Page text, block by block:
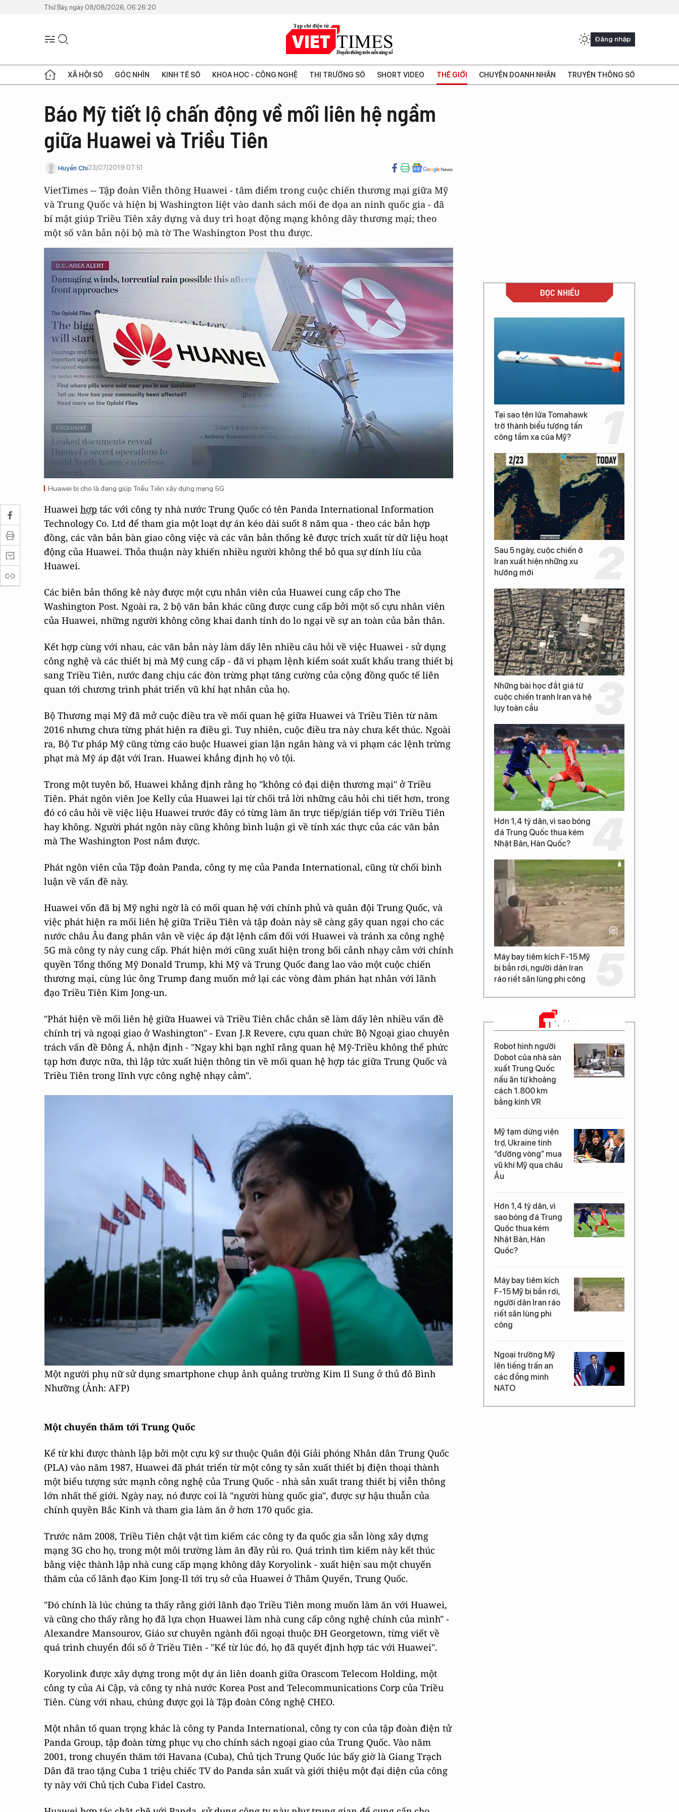
Thứ Bảy, ngày 08/08/2026, 06:26:20
Đăng nhập
XÃ HỘI SỐ GÓC NHÌN KINH TẾ SỐ KHOA HỌC - CÔNG NGHỆ THỊ TRƯỜNG SỐ SHORT VIDEO THẾ GIỚI CHUYỆN DOANH NHÂN TRUYỀN THÔNG SỐ
Báo Mỹ tiết lộ chấn động về mối liên hệ ngầm
giữa Huawei và Triều Tiên
Huyền Chi23/07/2019 07:51
VietTimes -- Tập đoàn Viễn thông Huawei - tâm điểm trong cuộc chiến thương mại giữa Mỹ
và Trung Quốc và hiện bị Washington liệt vào danh sách mối đe dọa an ninh quốc gia - đã
bí mật giúp Triều Tiên xây dựng và duy trì hoạt động mạng không dây thương mại; theo
một số văn bản nội bộ mà tờ The Washington Post thu được.
Huawei bị cho là đang giúp Triều Tiên xây dựng mạng 5G
Huawei hợp tác với công ty nhà nước Trung Quốc có tên Panda International Information
Technology Co. Ltd để tham gia một loạt dự án kéo dài suốt 8 năm qua - theo các bản hợp
đồng, các văn bản bàn giao công việc và các văn bản thống kê được trích xuất từ dữ liệu hoạt
động của Huawei. Thỏa thuận này khiến nhiều người không thể bỏ qua sự dính líu của
Huawei.
Các biên bản thống kê này được một cựu nhân viên của Huawei cung cấp cho The
Washington Post. Ngoài ra, 2 bộ văn bản khác cũng được cung cấp bởi một số cựu nhân viên
của Huawei, những người không công khai danh tính do lo ngại về sự an toàn của bản thân.
Kết hợp cùng với nhau, các văn bản này làm dấy lên nhiều câu hỏi về việc Huawei - sử dụng
công nghệ và các thiết bị mà Mỹ cung cấp - đã vi phạm lệnh kiểm soát xuất khẩu trang thiết bị
sang Triều Tiên, nước đang chịu các đòn trừng phạt tăng cường của cộng đồng quốc tế liên
quan tới chương trình phát triển vũ khí hạt nhân của họ.
Bộ Thương mại Mỹ đã mở cuộc điều tra về mối quan hệ giữa Huawei và Triều Tiên từ năm
2016 nhưng chưa từng phát hiện ra điều gì. Tuy nhiên, cuộc điều tra này chưa kết thúc. Ngoài
ra, Bộ Tư pháp Mỹ cũng từng cáo buộc Huawei gian lận ngân hàng và vi phạm các lệnh trừng
phạt mà Mỹ áp đặt với Iran. Huawei khẳng định họ vô tội.
Trong một tuyên bố, Huawei khẳng định rằng họ "không có đại diện thương mại" ở Triều
Tiên. Phát ngôn viên Joe Kelly của Huawei lại từ chối trả lời những câu hỏi chi tiết hơn, trong
đó có câu hỏi về việc liệu Huawei trước đây có từng làm ăn trực tiếp/gián tiếp với Triều Tiên
hay không. Người phát ngôn này cũng không bình luận gì về tính xác thực của các văn bản
mà The Washington Post nắm được.
Phát ngôn viên của Tập đoàn Panda, công ty mẹ của Panda International, cũng từ chối bình
luận về vấn đề này.
Huawei vốn đã bị Mỹ nghi ngờ là có mối quan hệ với chính phủ và quân đội Trung Quốc, và
việc phát hiện ra mối liên hệ giữa Triều Tiên và tập đoàn này sẽ càng gây quan ngại cho các
nước châu Âu đang phân vân về việc áp đặt lệnh cấm đối với Huawei và tránh xa công nghệ
5G mà công ty này cung cấp. Phát hiện mới cũng xuất hiện trong bối cảnh nhạy cảm với chính
quyền Tổng thống Mỹ Donald Trump, khi Mỹ và Trung Quốc đang lao vào một cuộc chiến
thương mại, cùng lúc ông Trump đang muốn mở lại các vòng đàm phán hạt nhân với lãnh
đạo Triều Tiên Kim Jong-un.
"Phát hiện về mối liên hệ giữa Huawei và Triều Tiên chắc chắn sẽ làm dấy lên nhiều vấn đề
chính trị và ngoại giao ở Washington" - Evan J.R Revere, cựu quan chức Bộ Ngoại giao chuyên
trách vấn đề Đông Á, nhận định - "Ngay khi bạn nghĩ rằng quan hệ Mỹ-Triều không thể phức
tạp hơn được nữa, thì lập tức xuất hiện thông tin về mối quan hệ hợp tác giữa Trung Quốc và
Triều Tiên trong lĩnh vực công nghệ nhạy cảm".
Một người phụ nữ sử dụng smartphone chụp ảnh quảng trường Kim Il Sung ở thủ đô Bình
Nhưỡng (Ảnh: AFP)
Một chuyến thăm tới Trung Quốc
Kể từ khi được thành lập bởi một cựu kỹ sư thuộc Quân đội Giải phóng Nhân dân Trung Quốc
(PLA) vào năm 1987, Huawei đã phát triển từ một công ty sản xuất thiết bị điện thoại thành
một biểu tượng sức mạnh công nghệ của Trung Quốc - nhà sản xuất trang thiết bị viễn thông
lớn nhất thế giới. Ngày nay, nó được coi là "người hùng quốc gia", được sự hậu thuẫn của
chính quyền Bắc Kinh và tham gia làm ăn ở hơn 170 quốc gia.
Trước năm 2008, Triều Tiên chật vật tìm kiếm các công ty đa quốc gia sẵn lòng xây dựng
mạng 3G cho họ, trong một môi trường làm ăn đầy rủi ro. Quá trình tìm kiếm này kết thúc
bằng việc thành lập nhà cung cấp mạng không dây Koryolink - xuất hiện sau một chuyến
thăm của cố lãnh đạo Kim Jong-Il tới trụ sở của Huawei ở Thâm Quyến, Trung Quốc.
"Đó chính là lúc chúng ta thấy rằng giới lãnh đạo Triều Tiên mong muốn làm ăn với Huawei,
và cũng cho thấy rằng họ đã lựa chọn Huawei làm nhà cung cấp công nghệ chính của mình" -
Alexandre Mansourov, Giáo sư chuyên ngành đối ngoại thuộc ĐH Georgetown, từng viết về
quá trình chuyển đổi số ở Triều Tiên - "Kể từ lúc đó, họ đã quyết định hợp tác với Huawei".
Koryolink được xây dựng trong một dự án liên doanh giữa Orascom Telecom Holding, một
công ty của Ai Cập, và công ty nhà nước Korea Post and Telecommunications Corp của Triều
Tiên. Cùng với nhau, chúng được gọi là Tập đoàn Công nghệ CHEO.
Một nhân tố quan trọng khác là công ty Panda International, công ty con của tập đoàn điện tử
Panda Group, tập đoàn từng phục vụ cho chính sách ngoại giao của Trung Quốc. Vào năm
2001, trong chuyến thăm tới Havana (Cuba), Chủ tịch Trung Quốc lúc bấy giờ là Giang Trạch
Dân đã trao tặng Cuba 1 triệu chiếc TV do Panda sản xuất và giới thiệu một đại diện của công
ty này với Chủ tịch Cuba Fidel Castro.
ĐỌC NHIỀU
Tại sao tên lửa Tomahawk
trở thành biểu tượng tấn
công tầm xa của Mỹ?
Sau 5 ngày, cuộc chiến ở
Iran xuất hiện những xu
hướng mới
Những bài học đắt giá từ
cuộc chiến tranh Iran và hệ
lụy toàn cầu
Hơn 1,4 tỷ dân, vì sao bóng
đá Trung Quốc thua kém
Nhật Bản, Hàn Quốc?
Máy bay tiêm kích F-15 Mỹ
bị bắn rơi, người dân Iran
ráo riết săn lùng phi công
TIN MỚI
Robot hình người
Dobot của nhà sản
xuất Trung Quốc
nấu ăn từ khoảng
cách 1.800 km
bằng kính VR
Mỹ tạm dừng viện
trợ, Ukraine tính
“đường vòng” mua
vũ khí Mỹ qua châu
Âu
Hơn 1,4 tỷ dân, vì
sao bóng đá Trung
Quốc thua kém
Nhật Bản, Hàn
Quốc?
Máy bay tiêm kích
F-15 Mỹ bị bắn rơi,
người dân Iran ráo
riết săn lùng phi
công
Ngoại trưởng Mỹ
lên tiếng trấn an
các đồng minh
NATO